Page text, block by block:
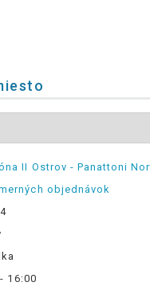
II Ostrov - Panattoni
objednávok
16:00